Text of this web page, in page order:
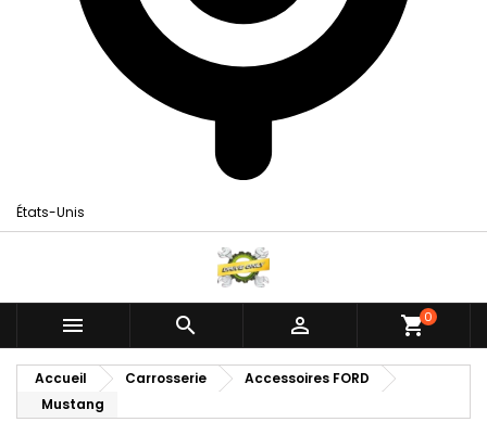
États-Unis
   shopping_cart0
Accueil Carrosserie
Accessoires FORD
Mustang